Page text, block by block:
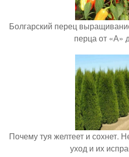
Болгарский перец
перца от «А»
Почему туя желтеет и сохнет.
уход и их